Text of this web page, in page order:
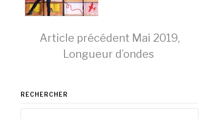
Lire
suite
Article précédent Mai 2019,
Longueur d’ondes
RECHERCHER